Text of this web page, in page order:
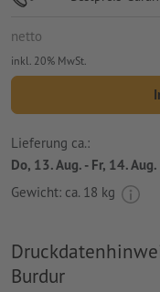
netto
inkl. 20% MwSt.
Lieferung ca.:
Do, 13. Aug. - Fr, 14. Aug.
Gewicht: ca. 18 kg
Burdur